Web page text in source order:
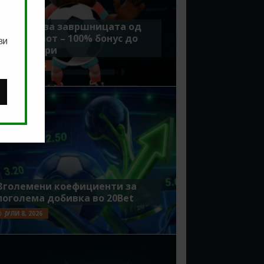
Идеално за завршницата од
– 100% бонус до
7500 денари
ЈУЛИ 15, 2026
коефициенти за
добивка во 20Bet
ЈУЛИ 8, 2026